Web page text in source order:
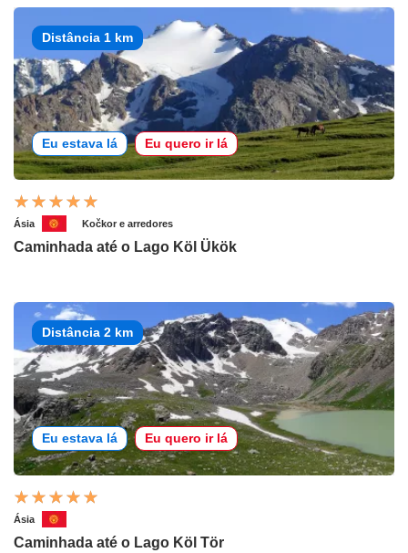
Distância 1 km
Eu estava lá Eu quero ir lá
Ásia Kočkor e arredores
Caminhada até o Lago Köl Ükök
Distância 2 km
Eu estava lá Eu quero ir lá
Ásia
Caminhada até o Lago Köl Tör